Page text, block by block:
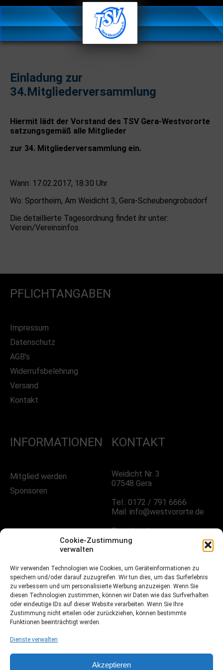
Cookie-Zustimmung
verwalten
Wir verwenden Technologien wie Cookies, um Geräteinformationen zu
speichern und/oder darauf zuzugreifen. Wir tun dies, um das Surferlebnis
zu verbessern und um personalisierte Werbung anzuzeigen. Wenn Sie
diesen Technologien zustimmen, können wir Daten wie das Surfverhalten
oder eindeutige IDs auf dieser Website verarbeiten. Wenn Sie Ihre
Zustimmung nicht erteilen oder zurückziehen, können bestimmte
Funktionen beeinträchtigt werden.
Dienste verwalten
Akzeptieren
Einladung zur
34.Mitgliederversammlung
Hiermit lädt der Vorstand des TSV Gera-Westvororte
satzungsgemäß alle Mitglieder
zur 34. Mitgliederversammlung ein.
Wann: 17.02.2017, 18.30 Uhr
Wo: Sportheim, Am Weidicht 3, Gera-Scheubengrobsdorf
Die detaillierte Tagesordnung findet ihr unter:
Verein/Vereinsinfos
PFLICHTANGABEN
Impressum
Datenschutz
AGB’s
Widerrufsbelehrung
Versand
Kontakt
INFORMATIONEN
Mitglied werden
Sponsoren
KONTAKT
Weidicht Nr. 3
07548 Gera
Tel.: 0172 / 791 6666
Mail: info@westvororte.de
Sprechzeiten:
Nach Vereinbarung
FOLGE UNS!
Facebook
Instagramm
Fussball.de